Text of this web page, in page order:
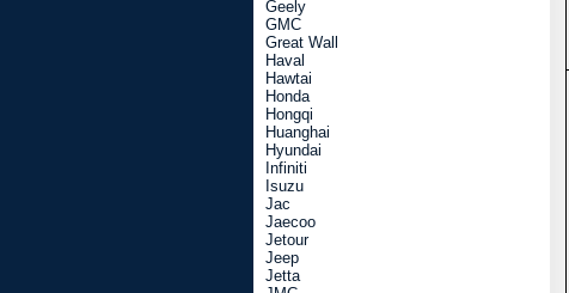
Geely
GMC
Great Wall
Haval
Hawtai
Honda
Hongqi
Huanghai
Hyundai
Infiniti
Isuzu
Jac
Jaecoo
Jetour
Jeep
Jetta